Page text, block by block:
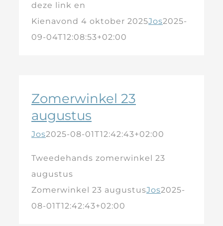
deze link en
Kienavond 4 oktober 2025Jos2025-
09-04T12:08:53+02:00
Zomerwinkel 23
augustus
Jos2025-08-01T12:42:43+02:00
Tweedehands zomerwinkel 23
augustus
Zomerwinkel 23 augustusJos2025-
08-01T12:42:43+02:00